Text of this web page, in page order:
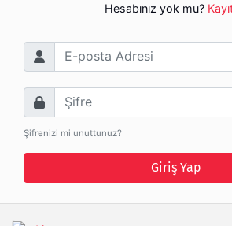
Hesabınız yok mu?
E-posta Adresi
Şifre
Şifrenizi mi unuttunuz?
Giriş Yap